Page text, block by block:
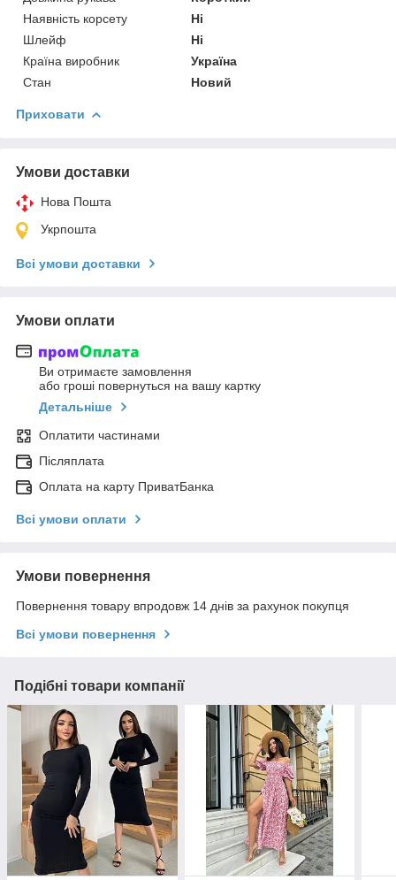
Наявність корсету
Ні
Шлейф
Ні
Країна виробник
Україна
Стан
Новий
Приховати
Умови доставки
Нова Пошта
Укрпошта
Всі умови доставки
Умови оплати
Ви отримаєте замовлення
або гроші повернуться на вашу картку
Детальніше
Оплатити частинами
Післяплата
Оплата на карту ПриватБанка
Всі умови оплати
Умови повернення
Повернення товару впродовж 14 днів за рахунок покупця
Всі умови повернення
Подібні товари компанії